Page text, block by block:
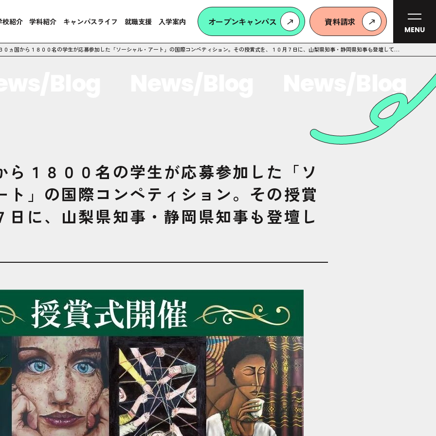
校紹介 学科紹介 キャンパスライフ 就職支援 入学案内 オープンキャンパス 資料請求
MENU
０ヵ国から１８００名の学生が応募参加した「ソーシャル・アート」の国際コンペティション。その授賞式を、１０月７日に、山梨県知事・静岡県知事も登壇して開
催
ら１８００名の学生が応募参加した「ソ
ト」の国際コンペティション。その授賞
日に、山梨県知事・静岡県知事も登壇し